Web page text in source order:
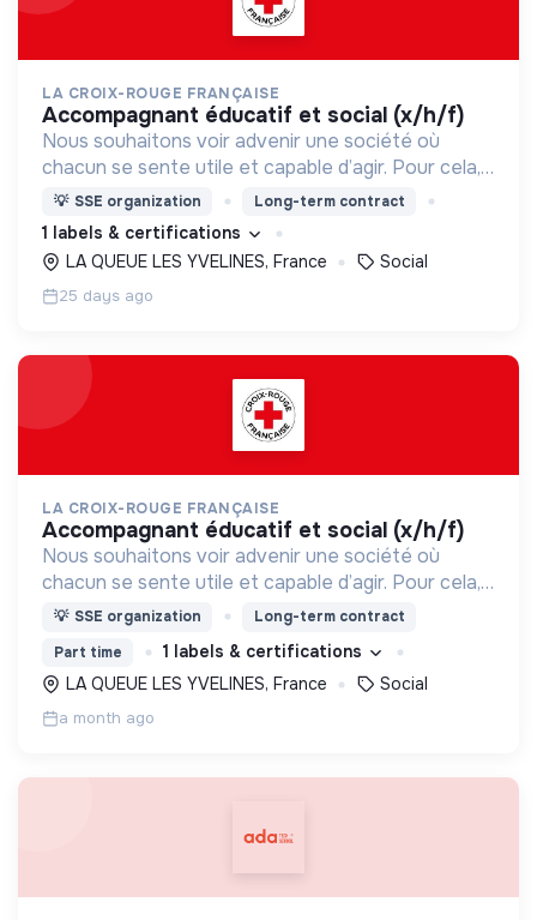
LA CROIX-ROUGE FRANÇAISE
accompagnant éducatif et social (x/h/f)
Nous souhaitons voir advenir une société où
chacun se sente utile et capable d’agir. Pour cela,
nous proposons des moyens et des lieux
d’engagement innovants et adaptés à tous.
💡 SSE organization Long-term contract
1 labels & certifications
LA QUEUE LES YVELINES, France
Social
25 days ago
LA CROIX-ROUGE FRANÇAISE
accompagnant éducatif et social (x/h/f)
Nous souhaitons voir advenir une société où
chacun se sente utile et capable d’agir. Pour cela,
nous proposons des moyens et des lieux
💡 SSE organization
Long-term contract
Part time
1 labels & certifications
LA QUEUE LES YVELINES, France
Social
a month ago